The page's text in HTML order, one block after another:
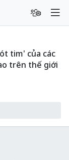
tim' của các
trên thế giới